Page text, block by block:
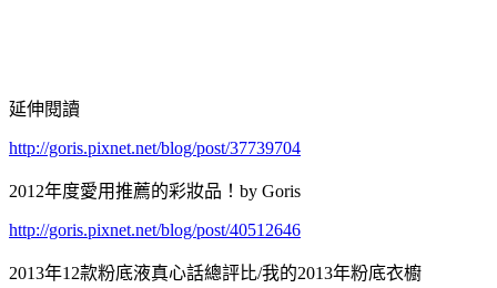
延伸閱讀
http://goris.pixnet.net/blog/post/37739704
2012年度愛用推薦的彩妝品！by Goris
http://goris.pixnet.net/blog/post/40512646
2013年12款粉底液真心話總評比/我的2013年粉底衣櫥